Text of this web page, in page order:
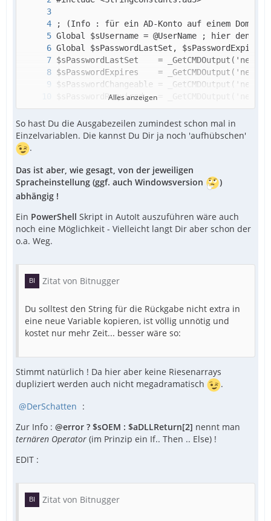
EndFunc   ;==>_OEMtoChar
Alles anzeigen
So hast Du die Ausgabezeilen zumindest schon mal in
Einzelvariablen. Die kannst Du Dir ja noch 'aufhübschen'
.
Das ist aber, wie gesagt, von der jeweiligen
Spracheinstellung (ggf. auch Windowsversion
)
abhängig !
Ein PowerShell Skript in AutoIt auszuführen wäre auch
noch eine Möglichkeit - Vielleicht langt Dir aber schon der
o.a. Weg.
Zitat von Bitnugger
Du solltest den String für die Rückgabe nicht extra in
eine neue Variable kopieren, ist völlig unnötig und
kostet nur mehr Zeit... besser wäre so:
Stimmt natürlich ! Da hier aber keine Riesenarrays
dupliziert werden auch nicht megadramatisch
.
DerSchatten :
Zur Info : @error ? $sOEM : $aDLLReturn[2] nennt man
ternären Operator (im Prinzip ein If.. Then .. Else) !
EDIT :
Zitat von Bitnugger